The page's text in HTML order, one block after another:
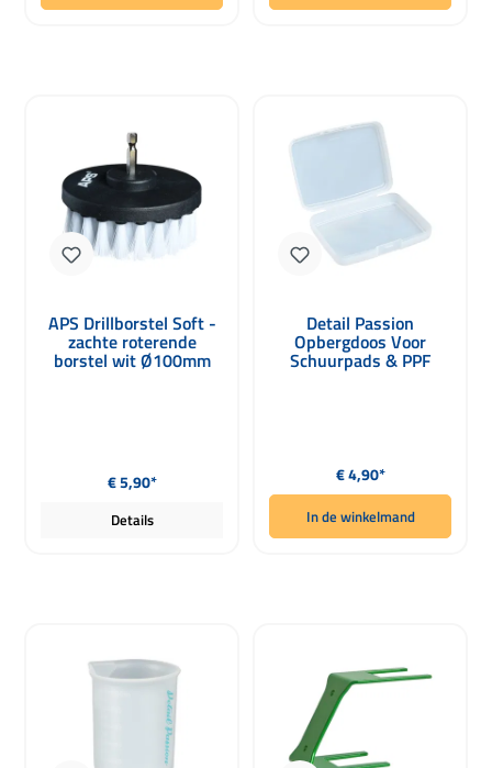
APS Drillborstel Soft -
zachte roterende
borstel wit Ø100mm
Normale prijs:
€ 5,90*
Details
Detail Passion
Opbergdoos Voor
Schuurpads & PPF
Tools Transparant
Normale prijs:
€ 4,90*
In de winkelmand